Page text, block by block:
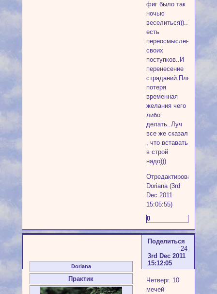
фиг было так
ночью
веселиться))..То
есть
переосмысление
своих
поступков..И
перенесение
страданий.Плюс
потеря
временная
желания чего
либо
делать..Луч
все же сказал
, что вставать
в строй
надо)))
Отредактировано
Doriana (3rd
Dec 2011
15:05:55)
0
Поделиться
24
3rd Dec 2011
15:12:05
Doriana
Практик
Четверг. 10
мечей